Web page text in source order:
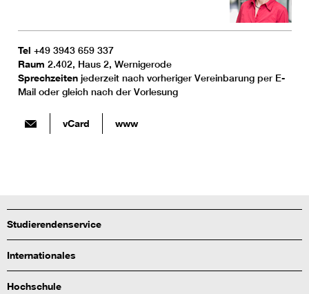
Tel +49 3943 659 337
Raum 2.402, Haus 2, Wernigerode
Sprechzeiten jederzeit nach vorheriger Vereinbarung per E-
Mail oder gleich nach der Vorlesung
vCard www
Studierendenservice
Internationales
Hochschule